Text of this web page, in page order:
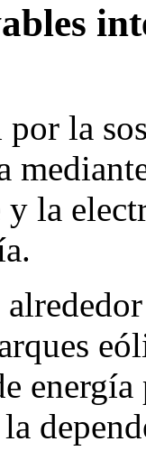
la
y la